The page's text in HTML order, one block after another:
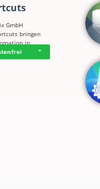
GmbH
bringen
in…